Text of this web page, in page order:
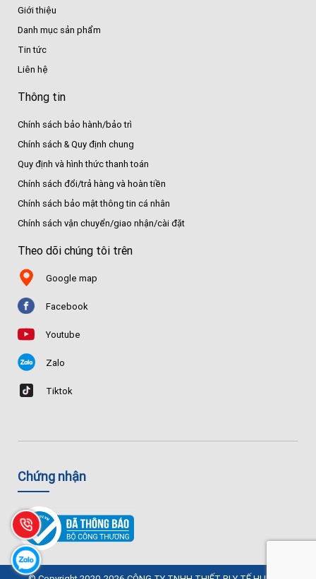
Giới thiệu
Danh mục sản phẩm
Tin tức
Liên hệ
Thông tin
Chính sách bảo hành/bảo trì
Chính sách & Quy định chung
Quy định và hình thức thanh toán
Chính sách đổi/trả hàng và hoàn tiền
Chính sách bảo mật thông tin cá nhân
Chính sách vận chuyển/giao nhận/cài đặt
Theo dõi chúng tôi trên
Google map
Facebook
Youtube
Zalo
Tiktok
Chứng nhận